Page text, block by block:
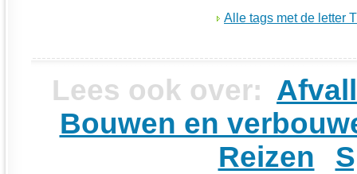
Alle tags met de letter T
Lees ook over:
Bouwen en
Reizen